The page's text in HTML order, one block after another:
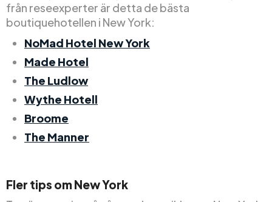
från reseexperter är detta de bästa
boutiquehotellen i New York:
NoMad Hotel New York
Made Hotel
The Ludlow
Wythe Hotell
Broome
The Manner
Fler tips om New York